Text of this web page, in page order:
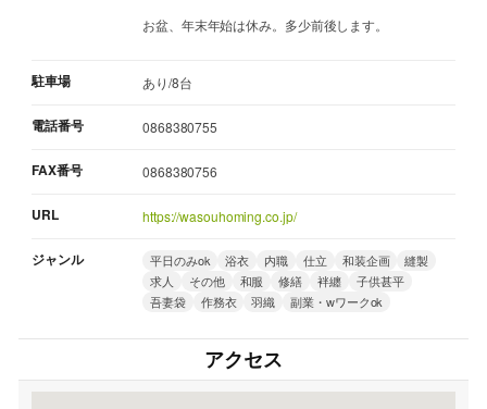
お盆、年末年始は休み。多少前後します。
駐車場 あり/8台
電話番号 0868380755
FAX番号 0868380756
URL https://wasouhoming.co.jp/
ジャンル 平日のみok 浴衣 内職 仕立 和装企画
縫製
求人
その他 和服 修繕 袢纏
子供甚平
吾妻袋
作務衣 羽織 副業・wワークok
アクセス